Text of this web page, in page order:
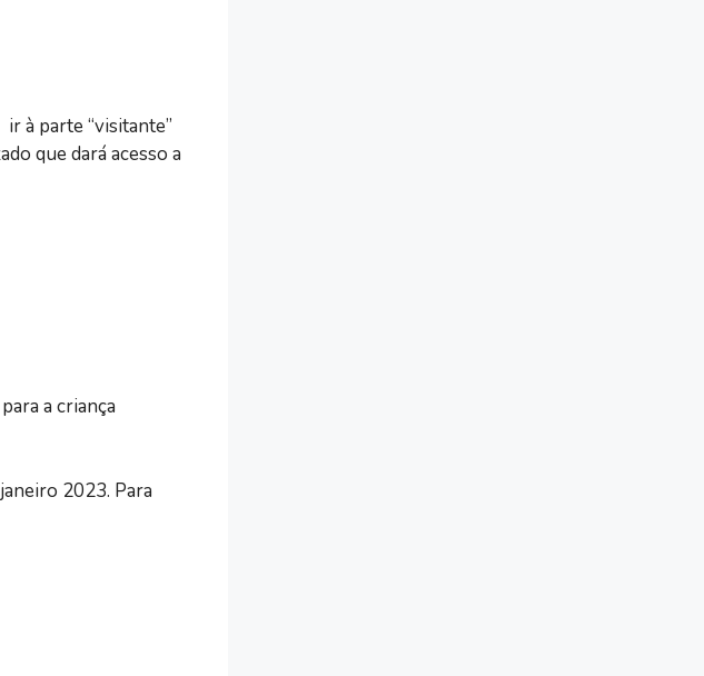
à parte “visitante”
que dará acesso a
a criança
2023. Para